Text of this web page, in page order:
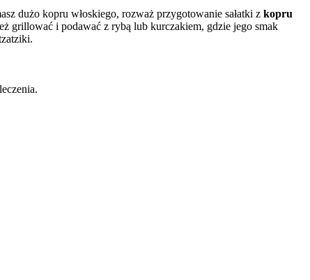
dużo kopru włoskiego, rozważ przygotowanie sałatki z kopru
grillować i podawać z rybą lub kurczakiem, gdzie jego smak